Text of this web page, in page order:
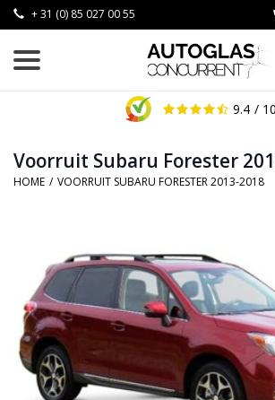
+ 31 (0) 85 027 00 55
9.4 / 10
Voorruit Subaru Forester
HOME / VOORRUIT SUBARU FORESTER 2013-2018